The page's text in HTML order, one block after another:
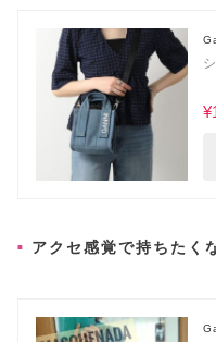
アクセ感覚で持ちたく